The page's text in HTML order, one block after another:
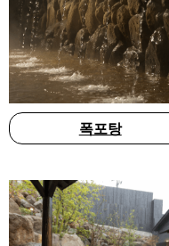
폭포탕